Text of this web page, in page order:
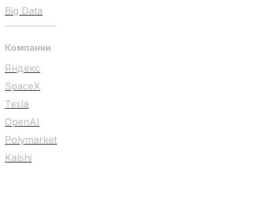
Big Data
Компании
Яндекс
SpaceX
Tesla
OpenAI
Polymarket
Kalshi